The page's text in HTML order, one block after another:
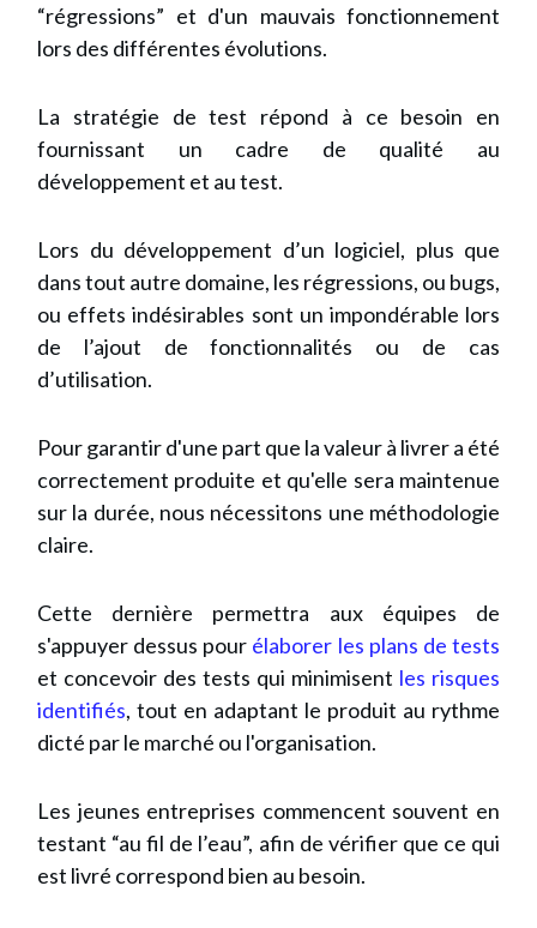
“régressions” et d'un mauvais fonctionnement
lors des différentes évolutions.
La stratégie de test répond à ce besoin en
fournissant un cadre de qualité au
développement et au test.
Lors du développement d’un logiciel, plus que
dans tout autre domaine, les régressions, ou bugs,
ou effets indésirables sont un impondérable lors
de l’ajout de fonctionnalités ou de cas
d’utilisation.
Pour garantir d'une part que la valeur à livrer a été
correctement produite et qu'elle sera maintenue
sur la durée, nous nécessitons une méthodologie
claire.
Cette dernière permettra aux équipes de
s'appuyer dessus pour élaborer les plans de tests
et concevoir des tests qui minimisent les risques
identifiés, tout en adaptant le produit au rythme
dicté par le marché ou l'organisation.
Les jeunes entreprises commencent souvent en
testant “au fil de l’eau”, afin de vérifier que ce qui
est livré correspond bien au besoin.